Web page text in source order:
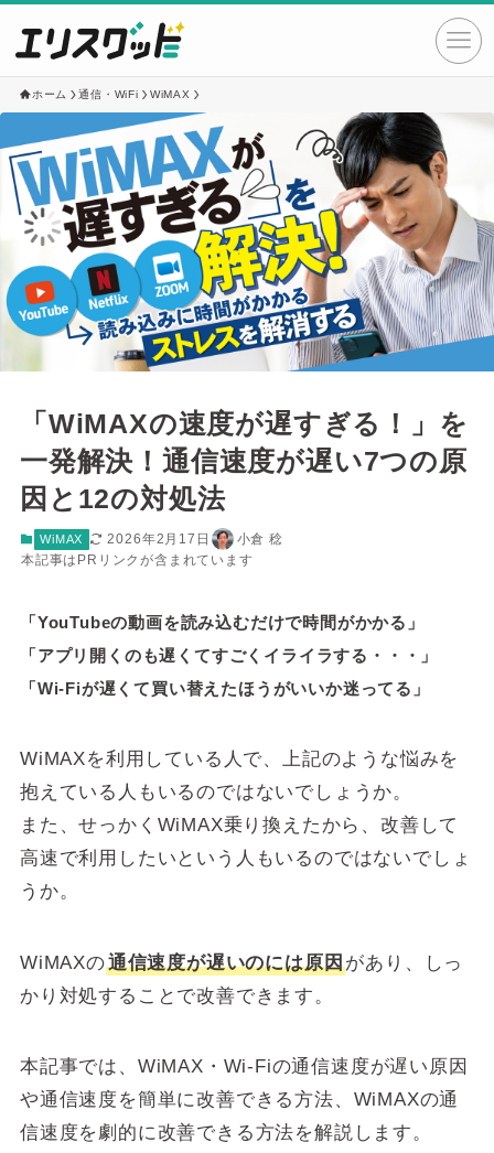
ホーム 通信・WiFi WiMAX
「WiMAXの速度が遅すぎる！」を
一発解決！通信速度が遅い7つの原
因と12の対処法
WiMAX 2026年2月17日
小倉 稔
本記事はPRリンクが含まれています
「YouTubeの動画を読み込むだけで時間がかかる」
「アプリ開くのも遅くてすごくイライラする・・・」
「Wi-Fiが遅くて買い替えたほうがいいか迷ってる」
WiMAXを利用している人で、上記のような悩みを
抱えている人もいるのではないでしょうか。
また、せっかくWiMAX乗り換えたから、改善して
高速で利用したいという人もいるのではないでしょ
うか。
WiMAXの通信速度が遅いのには原因があり、しっ
かり対処することで改善できます。
本記事では、WiMAX・Wi-Fiの通信速度が遅い原因
や通信速度を簡単に改善できる方法、WiMAXの通
信速度を劇的に改善できる方法を解説します。